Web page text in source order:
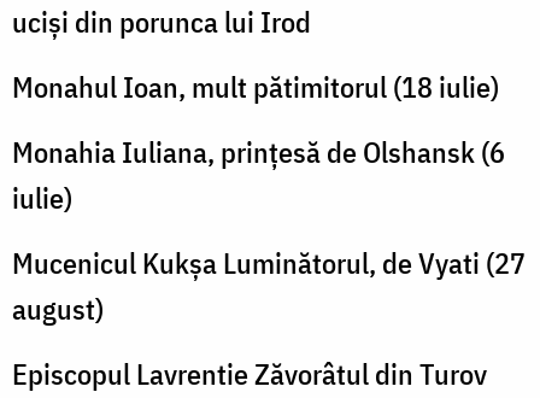
uciși din porunca lui Irod
Monahul Ioan, mult pătimitorul (18 iulie)
Monahia Iuliana, prințesă de Olshansk (6
iulie)
Mucenicul Kukșa Luminătorul, de Vyati (27
august)
Episcopul Lavrentie Zăvorâtul din Turov